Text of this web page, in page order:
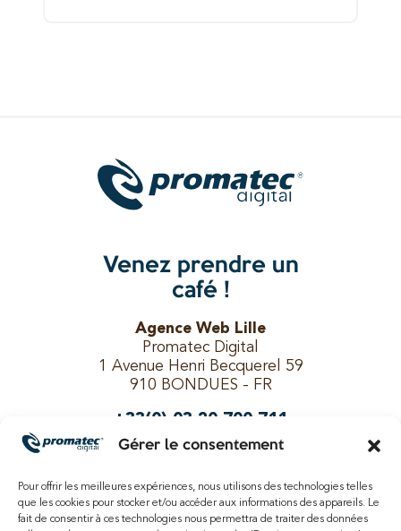
Gérer le consentement
Pour offrir les meilleures expériences, nous utilisons des technologies telles
que les cookies pour stocker et/ou accéder aux informations des appareils. Le
fait de consentir à ces technologies nous permettra de traiter des données
Venez prendre un
café !
Agence Web Lille
Promatec Digital
1 Avenue Henri Becquerel 59
910 BONDUES - FR
+33(0) 03 20 700 711
Suivez-nous !